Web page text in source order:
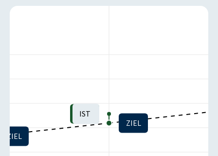
ZIEL
IST
ZIEL